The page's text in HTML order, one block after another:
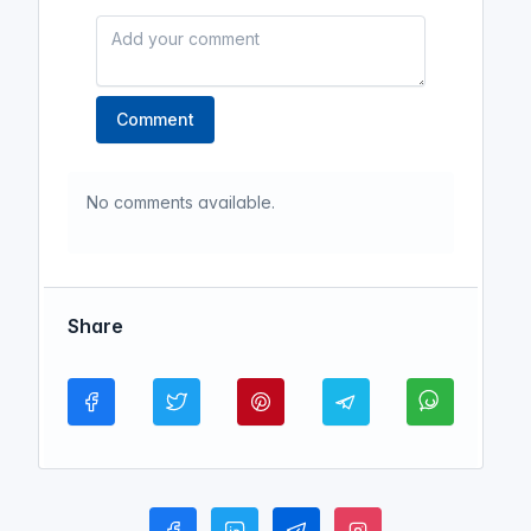
ধূলিমলিন উপহার রামাদান
(ধূলিমলিন উপহার রামাদান | [ সমাপ্ত ])
এক আঙ্গুল ┇ ধূলিমলিন উপহার রামাদান ┇
Islamic Audio Book┇
উপহার রামাদান | [ সমাপ্ত ])
Comment
No comments available.
Share